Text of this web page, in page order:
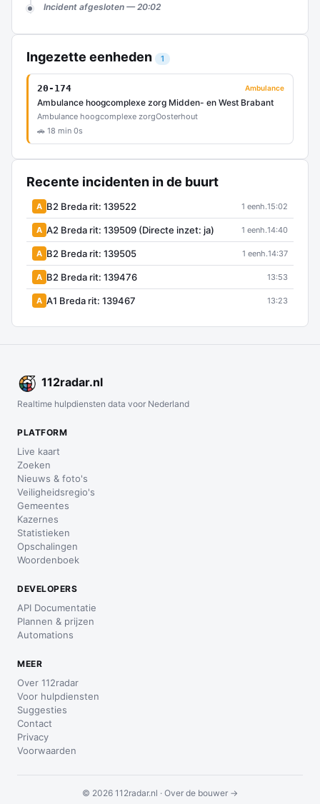
Incident afgesloten — 20:02
Ingezette eenheden 1
20-174 Ambulance
Ambulance hoogcomplexe zorg Midden- en West Brabant
Ambulance hoogcomplexe zorgOosterhout
🚗 18 min 0s
Recente incidenten in de buurt
A B2 Breda rit: 139522 1 eenh.15:02
A A2 Breda rit: 139509 (Directe inzet: ja) 1 eenh.14:40
A B2 Breda rit: 139505 1 eenh.14:37
A B2 Breda rit: 139476 13:53
A A1 Breda rit: 139467 13:23
112radar.nl
Realtime hulpdiensten data voor Nederland
PLATFORM
Live kaart
Zoeken
Nieuws & foto's
Veiligheidsregio's
Gemeentes
Kazernes
Statistieken
Opschalingen
Woordenboek
DEVELOPERS
API Documentatie
Plannen & prijzen
Automations
MEER
Over 112radar
Voor hulpdiensten
Suggesties
Contact
Privacy
Voorwaarden
© 2026 112radar.nl · Over de bouwer →